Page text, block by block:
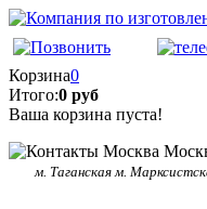
Корзина0
Итого:0 руб
Ваша корзина пуста!
м. Таганская м.